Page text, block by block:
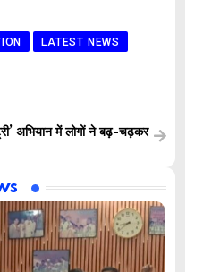
LATEST NEWS
अभियान में लोगों ने बढ़-चढ़कर